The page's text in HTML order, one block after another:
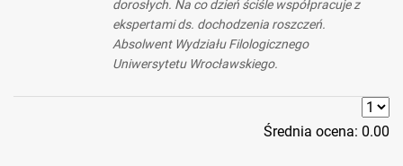
dorosłych. Na co dzień ściśle współpracuje z
ekspertami ds. dochodzenia roszczeń.
Absolwent Wydziału Filologicznego
Uniwersytetu Wrocławskiego.
Średnia ocena: 0.00